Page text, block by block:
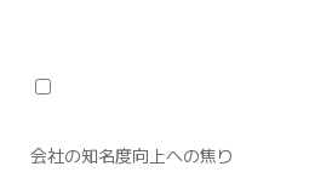
会社の知名度向上への焦り